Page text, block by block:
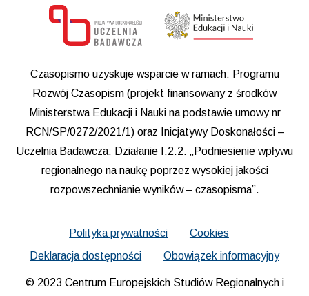
Czasopismo uzyskuje wsparcie w ramach: Programu
Rozwój Czasopism (projekt finansowany z środków
Ministerstwa Edukacji i Nauki na podstawie umowy nr
RCN/SP/0272/2021/1) oraz Inicjatywy Doskonałości –
Uczelnia Badawcza: Działanie I.2.2. „Podniesienie wpływu
regionalnego na naukę poprzez wysokiej jakości
rozpowszechnianie wyników – czasopisma”.
Polityka prywatności
Cookies
Deklaracja dostępności
Obowiązek informacyjny
© 2023 Centrum Europejskich Studiów Regionalnych i